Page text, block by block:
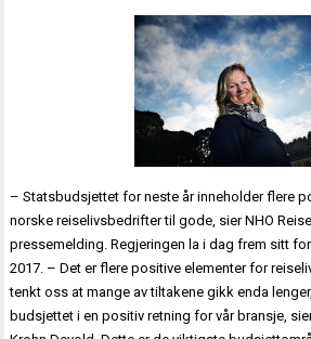
– Statsbudsjettet for neste år inneholder flere
norske reiselivsbedrifter til gode, sier NHO
pressemelding. Regjeringen la i dag frem sitt
2017. – Det er flere positive elementer for
tenkt oss at mange av tiltakene gikk enda
budsjettet i en positiv retning for vår bransje,